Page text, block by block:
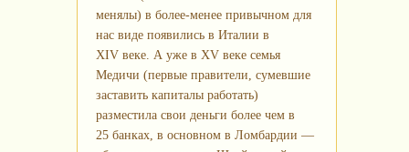
менялы) в более‑менее привычном для
нас виде появились в Италии в
XIV веке. А уже в XV веке семья
Медичи (первые правители, сумевшие
заставить капиталы работать)
разместила свои деньги более чем в
25 банках, в основном в Ломбардии —